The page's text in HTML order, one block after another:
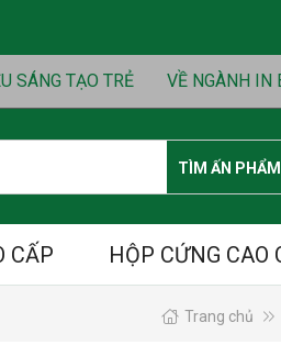
SÁNG TẠO TRẺ VỀ NGÀNH IN
TÌM ẤN PHẨM
CẤP HỘP CỨNG CAO
Trang chủ